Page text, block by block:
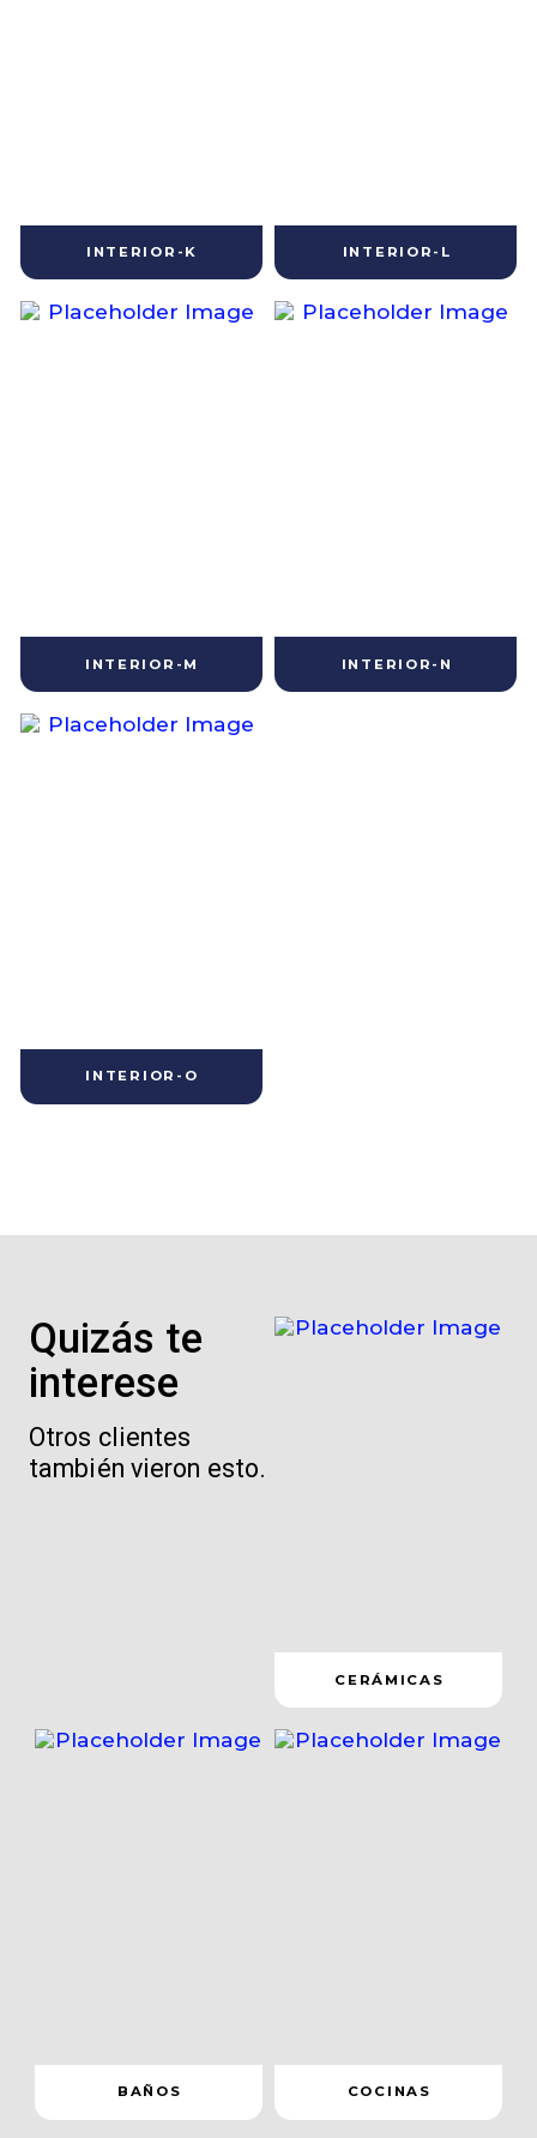
INTERIOR-K INTERIOR-L
INTERIOR-M INTERIOR-N
INTERIOR-O
Quizás te
interese
Otros clientes
también vieron esto.
CERÁMICAS
BAÑOS COCINAS